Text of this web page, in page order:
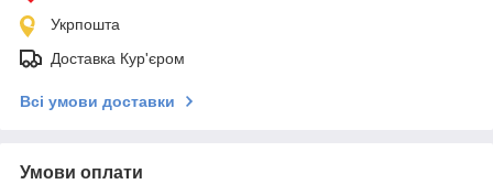
Укрпошта
Доставка Кур'єром
Всі умови доставки
Умови оплати